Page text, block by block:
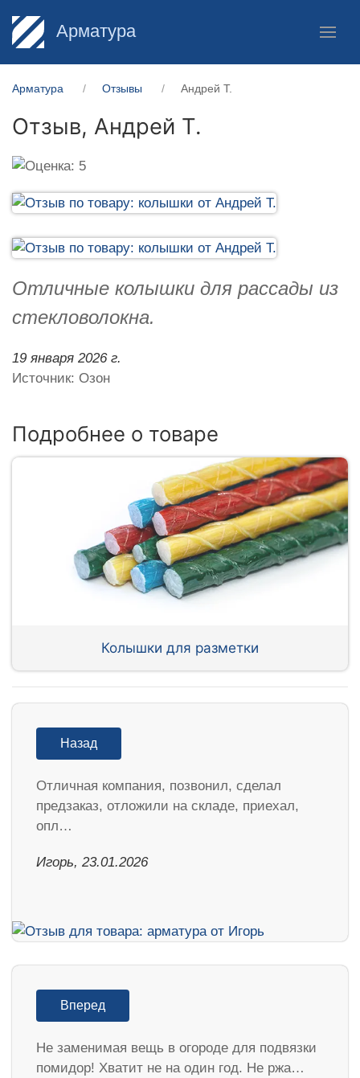
Арматура
Арматура Отзывы Андрей Т.
Отзыв, Андрей Т.
Отличные колышки для рассады из
стекловолокна.
19 января 2026 г.
Источник: Озон
Подробнее о товаре
Колышки для разметки
Назад
Отличная компания, позвонил, сделал
предзаказ, отложили на складе, приехал,
опл…
Игорь, 23.01.2026
Вперед
Не заменимая вещь в огороде для подвязки
помидор! Хватит не на один год. Не ржа…